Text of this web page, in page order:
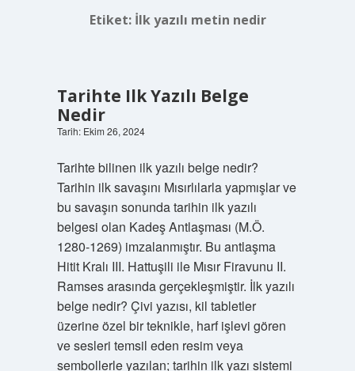
Etiket: İlk yazılı metin nedir
Tarihte Ilk Yazılı Belge
Nedir
Tarih: Ekim 26, 2024
Tarihte bilinen ilk yazılı belge nedir?
Tarihin ilk savaşını Mısırlılarla yapmışlar ve
bu savaşın sonunda tarihin ilk yazılı
belgesi olan Kadeş Antlaşması (M.Ö.
1280-1269) imzalanmıştır. Bu antlaşma
Hitit Kralı III. Hattuşili ile Mısır Firavunu II.
Ramses arasında gerçekleşmiştir. İlk yazılı
belge nedir? Çivi yazısı, kil tabletler
üzerine özel bir teknikle, harf işlevi gören
ve sesleri temsil eden resim veya
sembollerle yazılan; tarihin ilk yazı sistemi